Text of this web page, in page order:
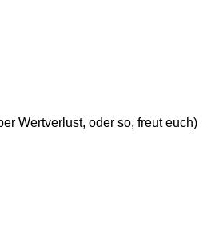
Wertverlust, oder so, freut euch)